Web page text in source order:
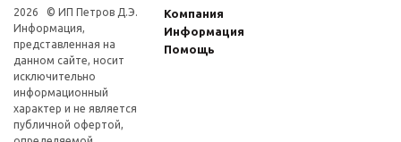
2026 © ИП Петров Д.Э.
Информация,
представленная на
данном сайте, носит
исключительно
информационный
характер и не является
публичной офертой,
Компания
Информация
Помощь